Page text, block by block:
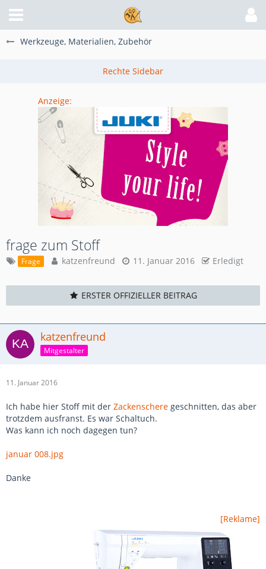
Werkzeuge, Materialien, Zubehör
Anzeige:
frage zum Stoff
Frage katzenfreund 11. Januar 2016 Erledigt
ERSTER OFFIZIELLER BEITRAG
katzenfreund
Mitgestalter
11. Januar 2016
Ich habe hier Stoff mit der Zackenschere geschnitten, das aber
trotzdem ausfranst. Es war Schaltuch.
Was kann ich noch dagegen tun?
januar 008.jpg
Danke
[Reklame]